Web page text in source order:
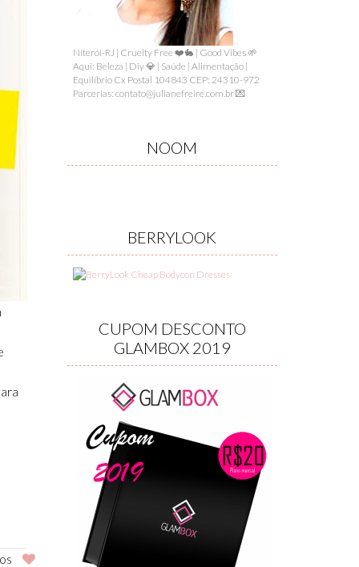
Niterói-RJ | Cruelty Free ❤️🐇 | Good Vibes 🌱
Aqui: Beleza | Diy 💎 | Saúde | Alimentação |
Equilíbrio Cx Postal 104843 CEP: 24310-972
Parcerias: contato@julianefreire.com.br 💌
NOOM
BERRYLOOK
CUPOM DESCONTO
GLAMBOX 2019